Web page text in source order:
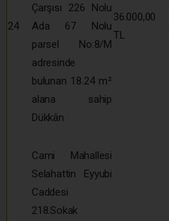
24
Çarşısı 226 Nolu
Ada 67 Nolu
parsel No:8/M
adresinde
bulunan 18.24 m²
alana sahip
Dükkân
36.000,00
TL
Cami Mahallesi
Selahattin Eyyubi
Caddesi
218.Sokak